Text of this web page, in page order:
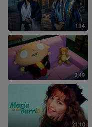
1:34
3:49
21:10